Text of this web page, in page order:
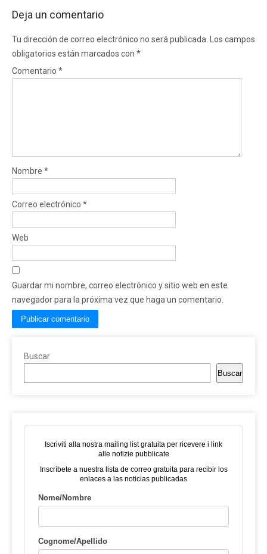
Deja un comentario
Tu dirección de correo electrónico no será publicada.
Los campos
obligatorios están marcados con *
Comentario *
Nombre *
Correo electrónico *
Web
Guardar mi nombre, correo electrónico y sitio web en este
navegador para la próxima vez que haga un comentario.
Buscar
Buscar
Iscriviti alla nostra mailing list gratuita per ricevere i link
alle notizie pubblicate
Inscríbete a nuestra lista de correo gratuita para recibir los
enlaces a las noticias publicadas
Nome/Nombre
Cognome/Apellido